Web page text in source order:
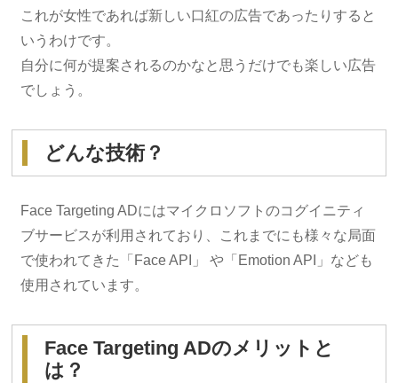
これが女性であれば新しい口紅の広告であったりすると
いうわけです。
自分に何が提案されるのかなと思うだけでも楽しい広告
でしょう。
どんな技術？
Face Targeting ADにはマイクロソフトのコグイニティ
ブサービスが利用されており、これまでにも様々な局面
で使われてきた「Face API」 や「Emotion API」なども
使用されています。
Face Targeting ADのメリットと
は？